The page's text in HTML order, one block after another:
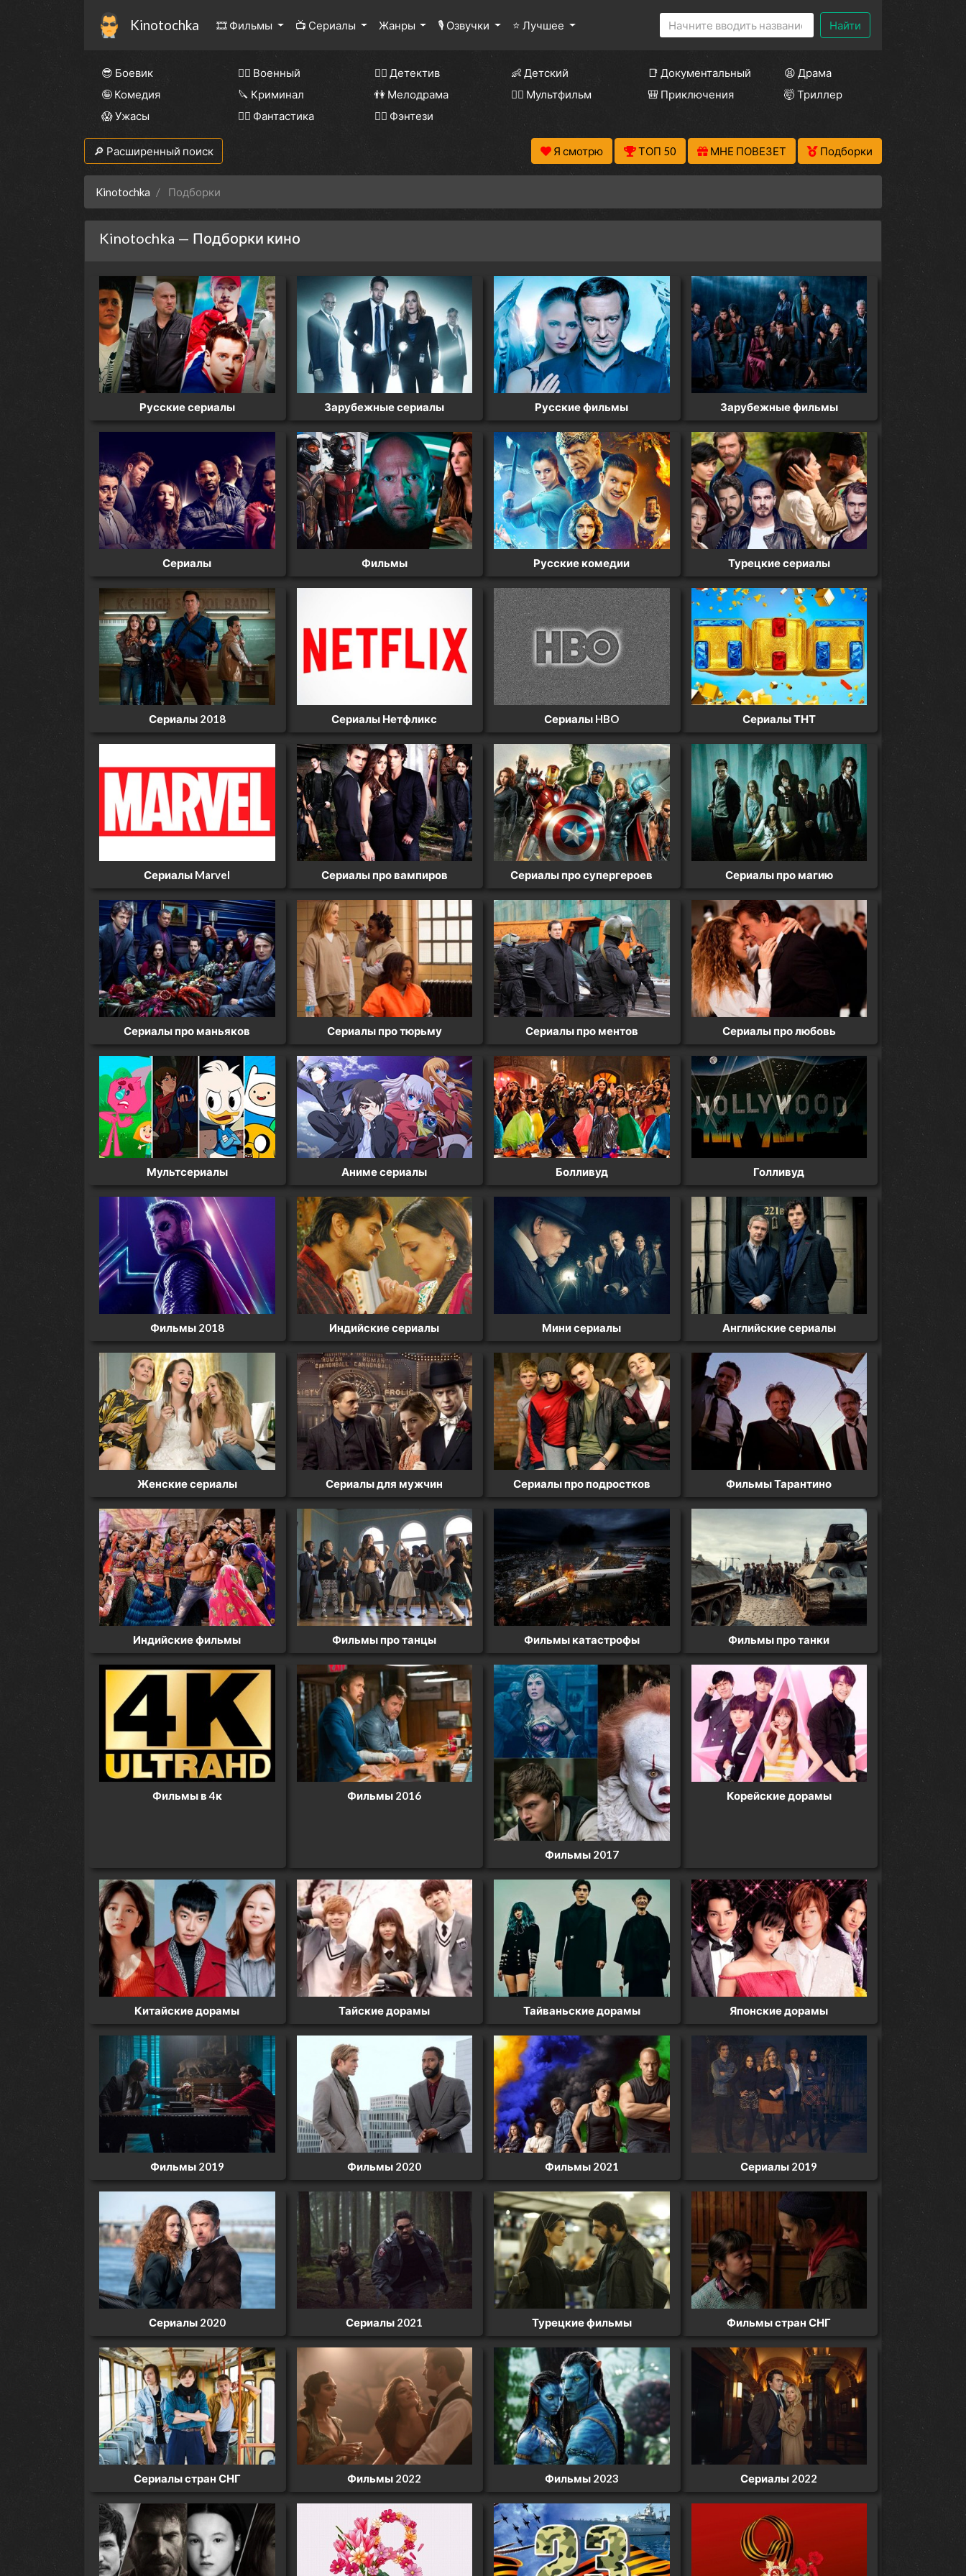
Kinotochka 🎞 Фильмы 📺 Сериалы Жанры 🎙 Озвучки ⭐ Лучшее Найти
😎 Боевик 👨‍✈️ Военный 🕵️‍♂️ Детектив 👶 Детский 📑 Документальный
😫 Драма
🤪 Комедия
🔪 Криминал 👫 Мелодрама 🧚‍♀️ Мультфильм 🎒 Приключения
🤯 Триллер
😱 Ужасы
🧙‍♀️ Фантастика 🧝‍♂️ Фэнтези
🔎 Расширенный поиск Я смотрю ТОП 50 МНЕ ПОВЕЗЕТ Подборки
Kinotochka Подборки
Kinotochka — Подборки кино
Русские сериалы Зарубежные сериалы Русские фильмы Зарубежные фильмы
Сериалы Фильмы Русские комедии Турецкие сериалы
Сериалы 2018 Сериалы Нетфликс Сериалы HBO Сериалы ТНТ
Сериалы Marvel Сериалы про вампиров Сериалы про супергероев Сериалы про магию
Сериалы про маньяков Сериалы про тюрьму Сериалы про ментов Сериалы про любовь
Мультсериалы Аниме сериалы Болливуд Голливуд
Фильмы 2018 Индийские сериалы Мини сериалы Английские сериалы
Женские сериалы Сериалы для мужчин Сериалы про подростков Фильмы Тарантино
Индийские фильмы Фильмы про танцы Фильмы катастрофы Фильмы про танки
Фильмы в 4к Фильмы 2016
Фильмы 2017
Корейские дорамы
Китайские дорамы Тайские дорамы Тайваньские дорамы Японские дорамы
Фильмы 2019 Фильмы 2020 Фильмы 2021 Сериалы 2019
Сериалы 2020 Сериалы 2021 Турецкие фильмы Фильмы стран СНГ
Сериалы стран СНГ Фильмы 2022 Фильмы 2023 Сериалы 2022